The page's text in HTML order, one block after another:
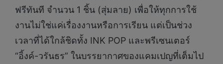
ฟรีทันที จำนวน 1 ชิ้น (สุ่มลาย) เพื่อให้ทุกการใช้
งานไม่ใช่แค่เรื่องงานหรือการเรียน แต่เป็นช่วง
เวลาที่ได้ใกล้ชิดทั้ง INK POP และพรีเซนเตอร์
“อิ้งค์-วรันธร” ในบรรยากาศของแคมเปญที่เต็มไป